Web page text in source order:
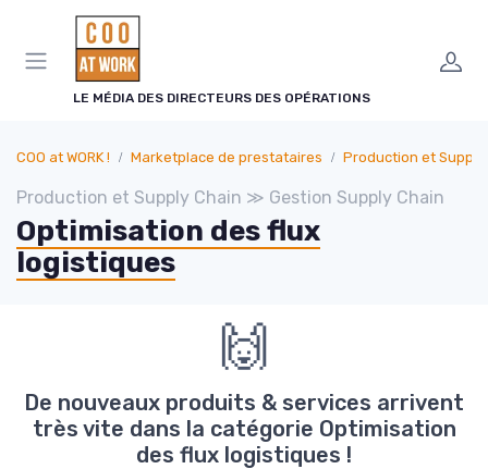
LE MÉDIA DES DIRECTEURS DES OPÉRATIONS
COO at WORK ! Marketplace de prestataires Production et Supply
Production et Supply Chain ≫ Gestion Supply Chain
Optimisation des flux
logistiques
🙌
De nouveaux produits & services arrivent
très vite dans la catégorie Optimisation
des flux logistiques !
Panneau de gestion des cookies